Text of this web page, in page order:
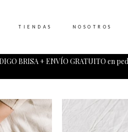
BRISA + ENVÍO GRATUITO en
TIENDAS NOSOTROS